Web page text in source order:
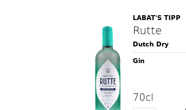
LABAT'S TIPP
Rutte
Dutch Dry
Gin
70cl